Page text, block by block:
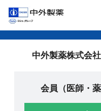
中外製薬株式会
会員（医師・